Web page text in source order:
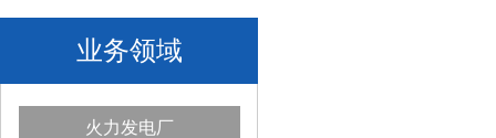
业务领域
火力发电厂